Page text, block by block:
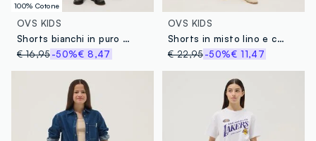
100% Cotone
OVS KIDS
Shorts bianchi in puro cotone da ragazza regular fit
€ 16,95-50%€ 8,47
OVS KIDS
Shorts in misto lino e cotone bianco da ragazza regular fit
€ 22,95 -50%€ 11,47